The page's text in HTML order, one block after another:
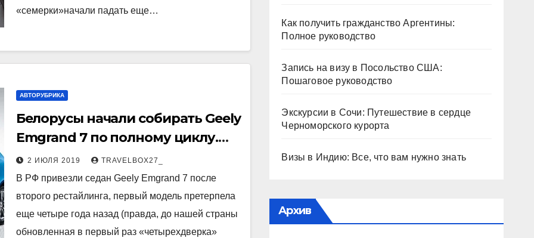
«семерки»начали падать еще…
АВТОРУБРИКА
Белорусы начали собирать Geely
Emgrand 7 по полному циклу.
Седан подорожал на 170 000
рублей
2 ИЮЛЯ 2019 TRAVELBOX27_
В РФ привезли седан Geely Emgrand 7 после
второго рестайлинга, первый модель претерпела
еще четыре года назад (правда, до нашей страны
обновленная в первый раз «четырехдверка»
Как получить гражданство Аргентины:
Полное руководство
Запись на визу в Посольство США:
Пошаговое руководство
Экскурсии в Сочи: Путешествие в сердце
Черноморского курорта
Визы в Индию: Все, что вам нужно знать
Архив